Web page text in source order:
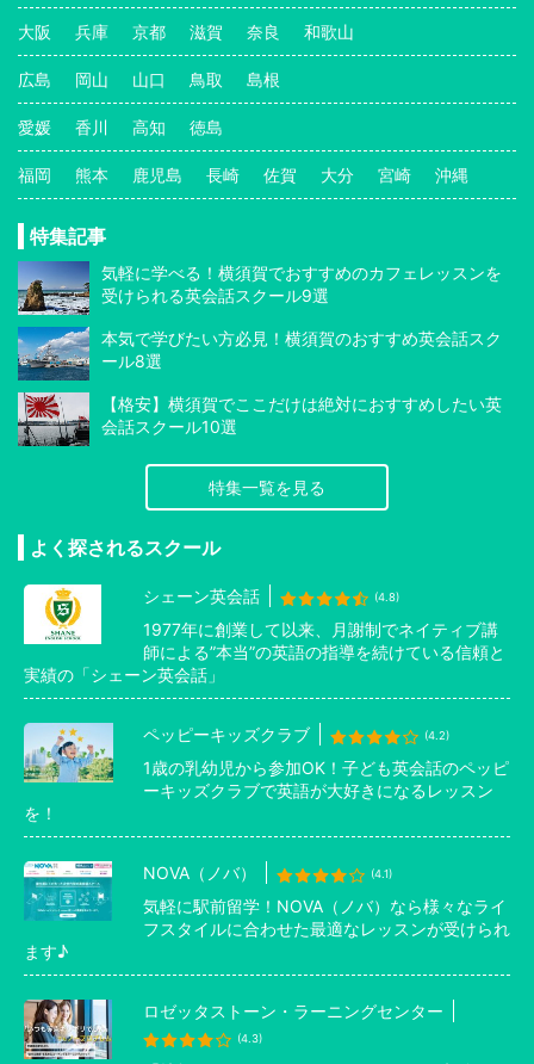
大阪 兵庫 京都 滋賀 奈良 和歌山
広島 岡山 山口 鳥取 島根
愛媛 香川 高知 徳島
福岡 熊本 鹿児島 長崎 佐賀 大分 宮崎 沖縄
特集記事
気軽に学べる！横須賀でおすすめのカフェレッスンを
受けられる英会話スクール9選
本気で学びたい方必見！横須賀のおすすめ英会話スク
ール8選
【格安】横須賀でここだけは絶対におすすめしたい英
会話スクール10選
特集一覧を見る
よく探されるスクール
シェーン英会話 (4.8)
1977年に創業して以来、月謝制でネイティブ講
師による”本当”の英語の指導を続けている信頼と
実績の「シェーン英会話」
ペッピーキッズクラブ (4.2)
1歳の乳幼児から参加OK！子ども英会話のペッピ
ーキッズクラブで英語が大好きになるレッスン
を！
NOVA（ノバ） (4.1)
気軽に駅前留学！NOVA（ノバ）なら様々なライ
フスタイルに合わせた最適なレッスンが受けられ
ます♪
ロゼッタストーン・ラーニングセンター
(4.3)